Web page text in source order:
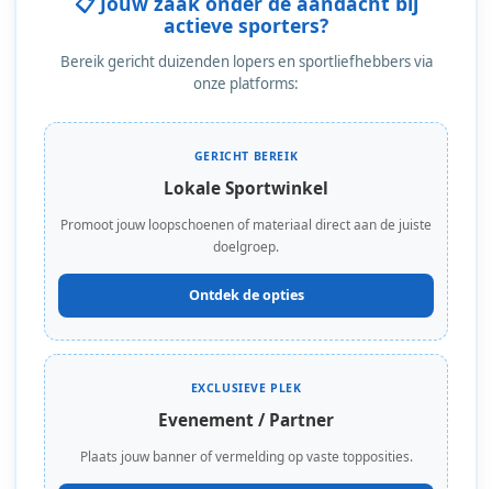
actieve sporters?
Bereik gericht duizenden lopers en sportliefhebbers via
onze platforms:
GERICHT BEREIK
Lokale Sportwinkel
Promoot jouw loopschoenen of materiaal direct aan de juiste
doelgroep.
Ontdek de opties
EXCLUSIEVE PLEK
Evenement / Partner
Plaats jouw banner of vermelding op vaste topposities.